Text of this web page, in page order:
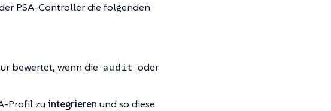
PSA-Controller die folgenden
bewertet, wenn die audit oder
Profil zu integrieren und so diese